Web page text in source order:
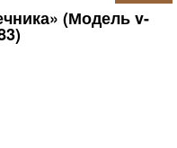
(Модель v-